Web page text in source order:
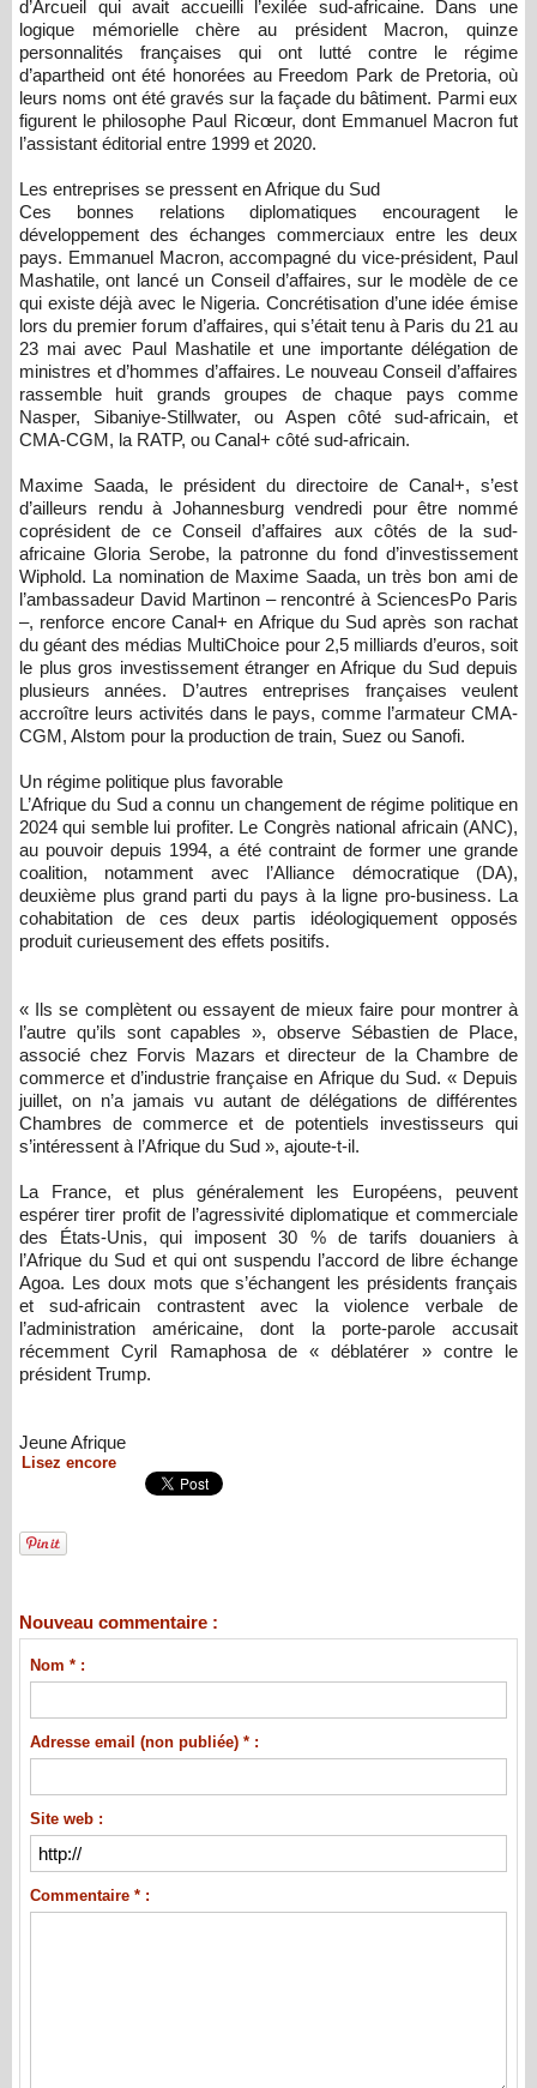
d’Arcueil qui avait accueilli l’exilée sud-africaine. Dans une
logique mémorielle chère au président Macron, quinze
personnalités françaises qui ont lutté contre le régime
d’apartheid ont été honorées au Freedom Park de Pretoria, où
leurs noms ont été gravés sur la façade du bâtiment. Parmi eux
figurent le philosophe Paul Ricœur, dont Emmanuel Macron fut
l’assistant éditorial entre 1999 et 2020.
Les entreprises se pressent en Afrique du Sud
Ces bonnes relations diplomatiques encouragent le
développement des échanges commerciaux entre les deux
pays. Emmanuel Macron, accompagné du vice-président, Paul
Mashatile, ont lancé un Conseil d’affaires, sur le modèle de ce
qui existe déjà avec le Nigeria. Concrétisation d’une idée émise
lors du premier forum d’affaires, qui s’était tenu à Paris du 21 au
23 mai avec Paul Mashatile et une importante délégation de
ministres et d’hommes d’affaires. Le nouveau Conseil d’affaires
rassemble huit grands groupes de chaque pays comme
Nasper, Sibaniye-Stillwater, ou Aspen côté sud-africain, et
CMA-CGM, la RATP, ou Canal+ côté sud-africain.
Maxime Saada, le président du directoire de Canal+, s’est
d’ailleurs rendu à Johannesburg vendredi pour être nommé
coprésident de ce Conseil d’affaires aux côtés de la sud-
africaine Gloria Serobe, la patronne du fond d’investissement
Wiphold. La nomination de Maxime Saada, un très bon ami de
l’ambassadeur David Martinon – rencontré à SciencesPo Paris
–, renforce encore Canal+ en Afrique du Sud après son rachat
du géant des médias MultiChoice pour 2,5 milliards d’euros, soit
le plus gros investissement étranger en Afrique du Sud depuis
plusieurs années. D’autres entreprises françaises veulent
accroître leurs activités dans le pays, comme l’armateur CMA-
CGM, Alstom pour la production de train, Suez ou Sanofi.
Un régime politique plus favorable
L’Afrique du Sud a connu un changement de régime politique en
2024 qui semble lui profiter. Le Congrès national africain (ANC),
au pouvoir depuis 1994, a été contraint de former une grande
coalition, notamment avec l’Alliance démocratique (DA),
deuxième plus grand parti du pays à la ligne pro-business. La
cohabitation de ces deux partis idéologiquement opposés
produit curieusement des effets positifs.
« Ils se complètent ou essayent de mieux faire pour montrer à
l’autre qu’ils sont capables », observe Sébastien de Place,
associé chez Forvis Mazars et directeur de la Chambre de
commerce et d’industrie française en Afrique du Sud. « Depuis
juillet, on n’a jamais vu autant de délégations de différentes
Chambres de commerce et de potentiels investisseurs qui
s’intéressent à l’Afrique du Sud », ajoute-t-il.
La France, et plus généralement les Européens, peuvent
espérer tirer profit de l’agressivité diplomatique et commerciale
des États-Unis, qui imposent 30 % de tarifs douaniers à
l’Afrique du Sud et qui ont suspendu l’accord de libre échange
Agoa. Les doux mots que s’échangent les présidents français
et sud-africain contrastent avec la violence verbale de
l’administration américaine, dont la porte-parole accusait
récemment Cyril Ramaphosa de « déblatérer » contre le
président Trump.
Jeune Afrique
Lisez encore
Nouveau commentaire :
Nom * :
Adresse email (non publiée) * :
Site web :
Commentaire * :